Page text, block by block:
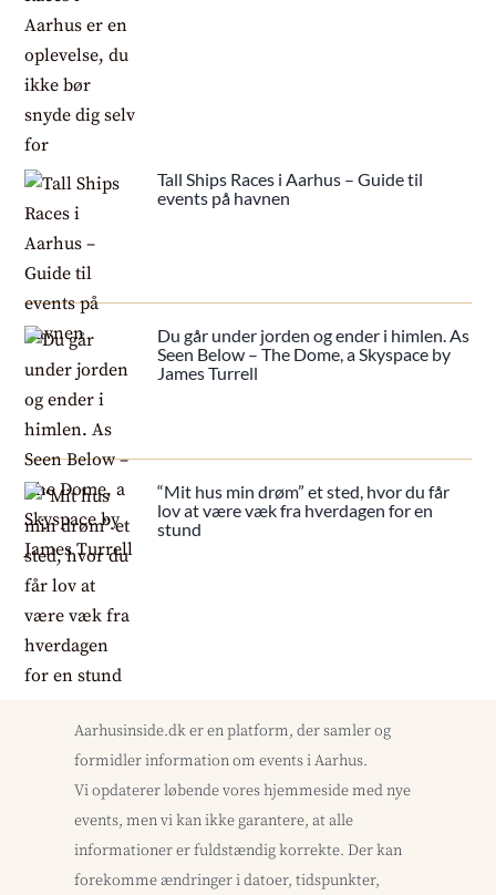
Tall Ships Races i Aarhus – Guide til
events på havnen
Du går under jorden og ender i himlen. As
Seen Below – The Dome, a Skyspace by
James Turrell
“Mit hus min drøm” et sted, hvor du får
lov at være væk fra hverdagen for en
stund
Aarhusinside.dk er en platform, der samler og
formidler information om events i Aarhus.
Vi opdaterer løbende vores hjemmeside med nye
events, men vi kan ikke garantere, at alle
informationer er fuldstændig korrekte. Der kan
forekomme ændringer i datoer, tidspunkter,